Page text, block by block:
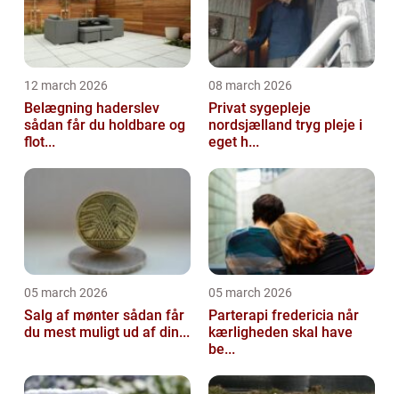
12 march 2026
Belægning haderslev
sådan får du holdbare og
flot...
08 march 2026
Privat sygepleje
nordsjælland tryg pleje i
eget h...
05 march 2026
Salg af mønter sådan får
du mest muligt ud af din...
05 march 2026
Parterapi fredericia når
kærligheden skal have
be...